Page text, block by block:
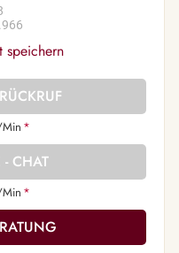
speichern
*
- CHAT
*